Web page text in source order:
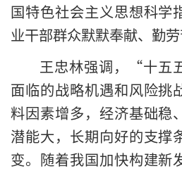
国特色社会主义思想科学
业干部群众默默奉献、勤劳
王忠林强调，“十五
面临的战略机遇和风险挑
料因素增多，经济基础稳
潜能大，长期向好的支撑
变。随着我国加快构建新